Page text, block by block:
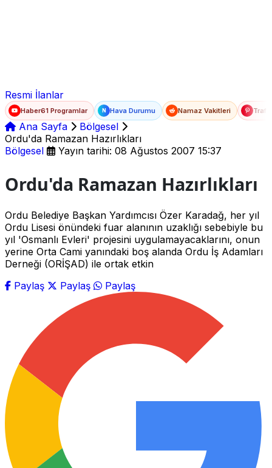
Resmi İlanlar
Haber61 Programlar N Hava Durumu Namaz Vakitleri
Ana Sayfa
Bölgesel
Ordu'da Ramazan Hazırlıkları
Bölgesel
Yayın tarihi: 08 Ağustos 2007 15:37
Ordu'da Ramazan Hazırlıkları
Ordu Belediye Başkan Yardımcısı Özer Karadağ, her yıl
Ordu Lisesi önündeki fuar alanının uzaklığı sebebiyle bu
yıl 'Osmanlı Evleri' projesini uygulamayacaklarını, onun
yerine Orta Cami yanındaki boş alanda Ordu İş Adamları
Derneği (ORİŞAD) ile ortak etkin
Paylaş
Paylaş Paylaş